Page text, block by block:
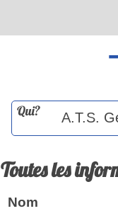
Qui?
Toutes les
Nom